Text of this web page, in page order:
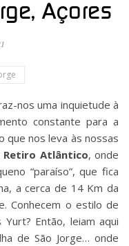
Açores
nos uma inquietude à
constante para a
que nos leva às nossas
Retiro Atlântico, onde
“paraíso”, que fica
a cerca de 14 Km da
Conhecem o estilo de
Yurt? Então, leiam aqui
de São Jorge… onde